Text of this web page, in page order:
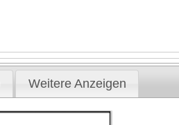
Weitere Anzeigen